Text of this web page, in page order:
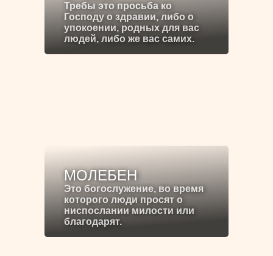
Требы это просьба ко
Господу о здравии, либо о
упокоении, родных для вас
людей, либо же вас самих.
МОЛЕБЕН
Это богослужение, во время
которого люди просят о
ниспослании милости или
благодарят.